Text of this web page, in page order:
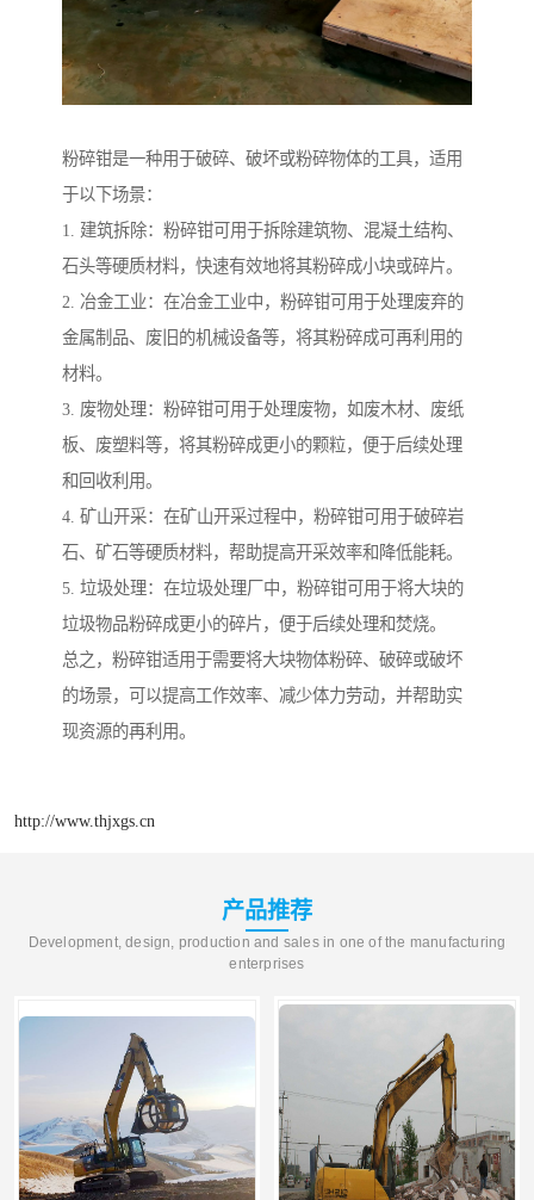
粉碎钳是一种用于破碎、破坏或粉碎物体的工具，适用
于以下场景：
1. 建筑拆除：粉碎钳可用于拆除建筑物、混凝土结构、
石头等硬质材料，快速有效地将其粉碎成小块或碎片。
2. 冶金工业：在冶金工业中，粉碎钳可用于处理废弃的
金属制品、废旧的机械设备等，将其粉碎成可再利用的
材料。
3. 废物处理：粉碎钳可用于处理废物，如废木材、废纸
板、废塑料等，将其粉碎成更小的颗粒，便于后续处理
和回收利用。
4. 矿山开采：在矿山开采过程中，粉碎钳可用于破碎岩
石、矿石等硬质材料，帮助提高开采效率和降低能耗。
5. 垃圾处理：在垃圾处理厂中，粉碎钳可用于将大块的
垃圾物品粉碎成更小的碎片，便于后续处理和焚烧。
总之，粉碎钳适用于需要将大块物体粉碎、破碎或破坏
的场景，可以提高工作效率、减少体力劳动，并帮助实
现资源的再利用。
http://www.thjxgs.cn
产品推荐
Development, design, production and sales in one of the manufacturing
enterprises